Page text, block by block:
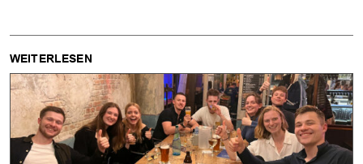
WEITERLESEN